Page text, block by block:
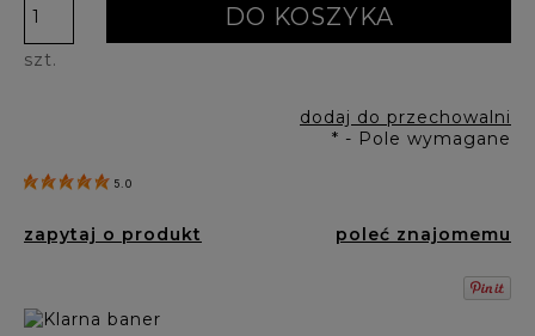
szt.
DO KOSZYKA
dodaj do przechowalni
* - Pole wymagane
5.0
zapytaj o produkt poleć znajomemu